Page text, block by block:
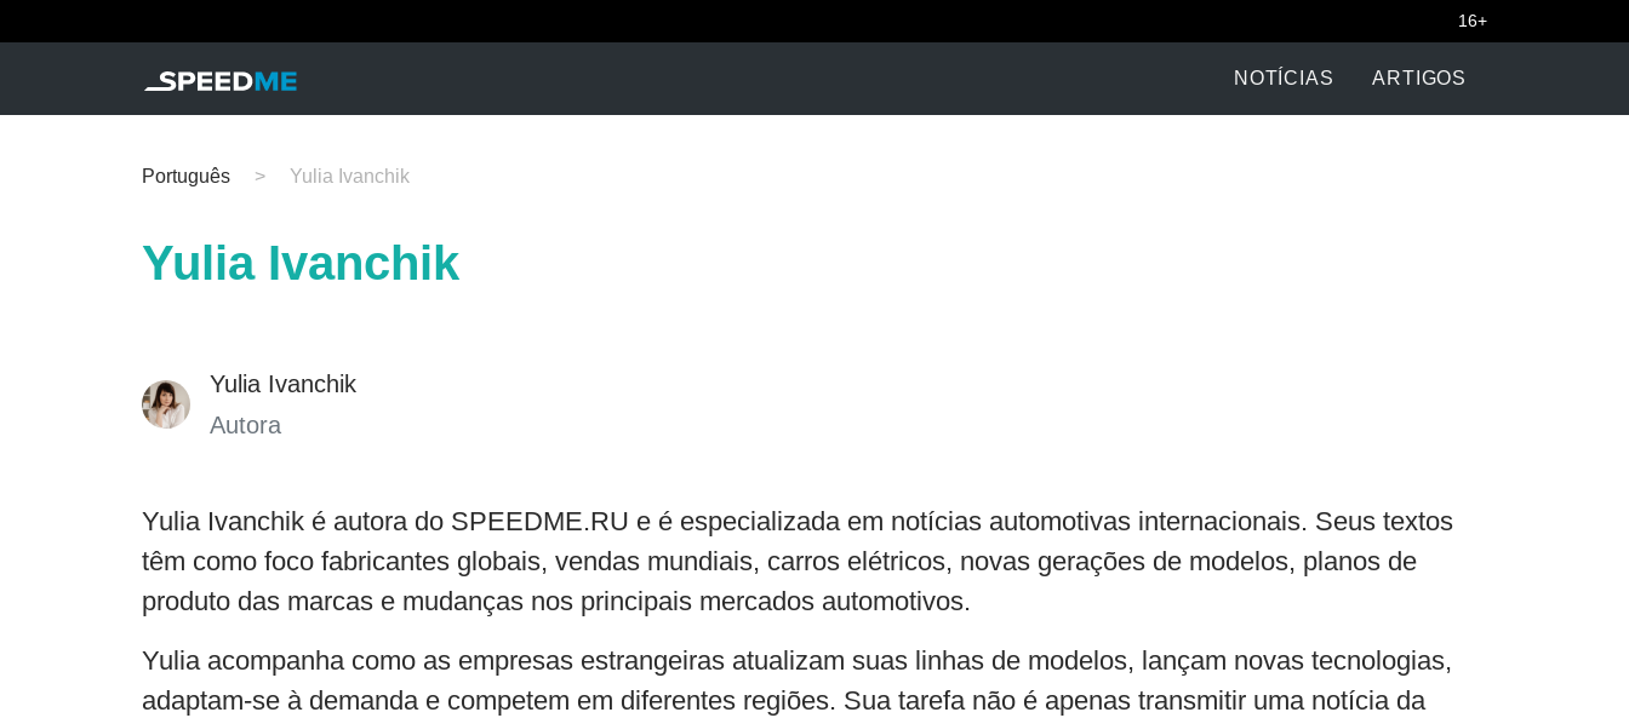
16+
NOTÍCIAS ARTIGOS
Português Yulia Ivanchik
Yulia Ivanchik
Yulia Ivanchik
Autora
Yulia Ivanchik é autora do SPEEDME.RU e é especializada em notícias automotivas internacionais. Seus textos
têm como foco fabricantes globais, vendas mundiais, carros elétricos, novas gerações de modelos, planos de
produto das marcas e mudanças nos principais mercados automotivos.
Yulia acompanha como as empresas estrangeiras atualizam suas linhas de modelos, lançam novas tecnologias,
adaptam-se à demanda e competem em diferentes regiões. Sua tarefa não é apenas transmitir uma notícia da